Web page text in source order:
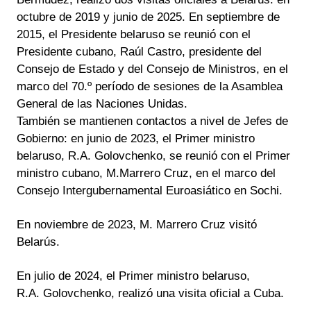
octubre de 2019 y junio de 2025. En septiembre de
2015, el Presidente belaruso se reunió con el
Presidente cubano, Raúl Castro, presidente del
Consejo de Estado y del Consejo de Ministros, en el
marco del 70.º período de sesiones de la Asamblea
General de las Naciones Unidas.
También se mantienen contactos a nivel de Jefes de
Gobierno: en junio de 2023, el Primer ministro
belaruso, R.A. Golovchenko, se reunió con el Primer
ministro cubano, M.Marrero Cruz, en el marco del
Consejo Intergubernamental Euroasiático en Sochi.
En noviembre de 2023, M. Marrero Cruz visitó
Belarús.
En julio de 2024, el Primer ministro belaruso,
R.A. Golovchenko, realizó una visita oficial a Cuba.